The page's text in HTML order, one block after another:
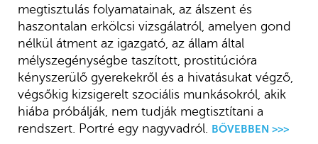
megtisztulás folyamatainak, az álszent és
haszontalan erkölcsi vizsgálatról, amelyen gond
nélkül átment az igazgató, az állam által
mélyszegénységbe taszított, prostitúcióra
kényszerülő gyerekekről és a hivatásukat végző,
végsőkig kizsigerelt szociális munkásokról, akik
hiába próbálják, nem tudják megtisztítani a
rendszert. Portré egy nagyvadról. BŐVEBBEN >>>